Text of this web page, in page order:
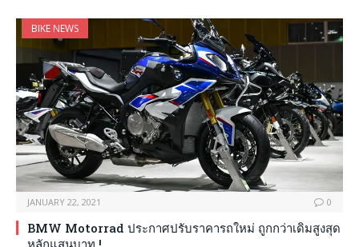
BIKE NEWS
JANUARY 22, 2021 0
BMW Motorrad ประกาศปรับราคารถใหม่ ถูกกว่าเดิมสูงสุด
หลักแสนบาท !